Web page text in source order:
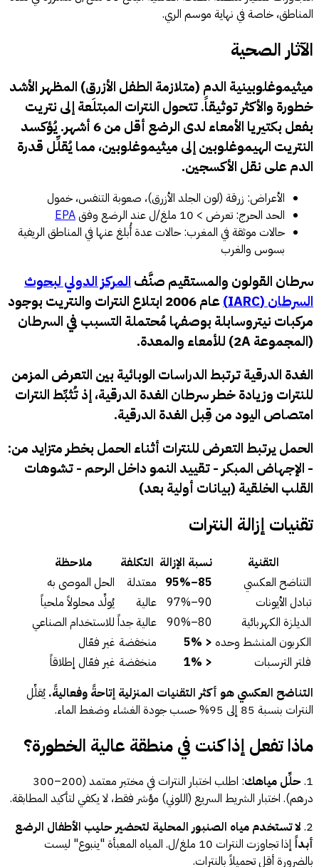
المناطق، خاصة في نهاية موسم الري.
الآثار الصحية
ميثيموغلوبينية الدم (متلازمة الطفل الأزرق) المظهر الأشد
خطورة والأكثر توثيقاً. تتحول النترات المبتلَعة إلى نتريت
بفعل بكتيريا الأمعاء لدى الرضع أقل من 6 أشهر. يُؤكسد
النتريت الهيموغلوبين إلى ميثيموغلوبين، مما يُقلِّل قدرة
الدم على نقل الأكسجين.
الأعراض: زرقة (لون الجلد الأزرق)، صعوبة التنفس، خمول
الحد الحرج: تعرض > 10 ملغ/ل عند الرضع وفق
EPA
حالات موثقة في المغرب: حالات عدة أُبلغ عنها في المناطق الريفية
بسوس والغرب
سرطان القولون والمستقيم صنَّفالمركز الدولي لبحوث
السرطان (IARC)
عام 2006 ابتلاع النترات والنتريت بوجود
مركبات نيتروسابلة بوصفها مُحتملة التسبب في السرطان
(المجموعة 2A) للأمعاء والمعدة.
الغدة الدرقية ترتبط الدراسات الوبائية بين التعرض المزمن
للنترات وزيادة خطر سرطان الغدة الدرقية، إذ تُثبِّط النترات
امتصاص اليود من قِبل الغدة الدرقية.
الحمل يرتبط التعرض للنترات أثناء الحمل بخطر متزايد من:
- الإجهاض المبكر - تقييد النمو داخل الرحم - تشوهات
القلب الخلقية (بيانات أولية بعد)
تقنيات إزالة النترات
التقنية نسبة الإزالة التكلفة
ملاحظة
التناضح العكسي
85–95% معتدلة
الحل الموصى به
تبادل الأيونات
90–97% عالية
يُولِّد محلولاً ملحياً
الديلزة الكهربائية
80–90% عالية جداً للاستخدام الصناعي
الكربون المنشط وحده < 5% منخفضة غير فعّال
فلتر الترسبات
< 1% منخفضة غير فعّال إطلاقاً
التناضح العكسي هو أكثر التقنيات المنزلية إتاحةً وفعاليةً. يُقلِّل
النترات بنسبة 85 إلى 95% حسب جودة الغشاء وضغط الماء.
ماذا تفعل إذا كنت في منطقة عالية الخطورة؟
1. حلِّل مياهك
: اطلب اختبار النترات في مختبر معتمد (200–300
درهم). اختبار الشريط السريع (اللوني) مؤشر فقط، لا يكفي لتأكيد المطابقة.
2. لا تستخدم مياه الصنبور المحلية لتحضير حليب الأطفال الرضع
أبداً
إذا تجاوزت النترات 10 ملغ/ل. المياه المعبأة "ينبوع" ليست
بالضرورة أقل تحميلاً بالنترات.